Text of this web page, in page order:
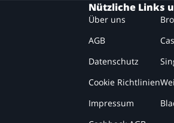
Nützliche Links
Über uns
AGB
Datenschutz
Cookie Richtlinien
Impressum